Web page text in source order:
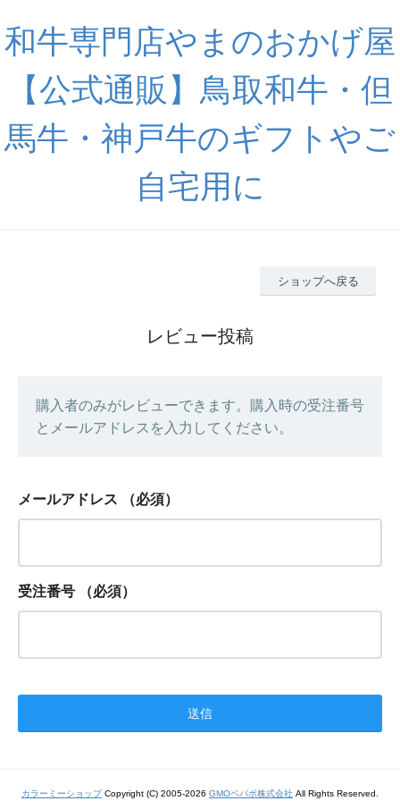
和牛専門店やまのおかげ屋
【公式通販】鳥取和牛・但
馬牛・神戸牛のギフトやご
自宅用に
ショップへ戻る
レビュー投稿
購入者のみがレビューできます。購入時の受注番号
とメールアドレスを入力してください。
メールアドレス （必須）
受注番号 （必須）
カラーミーショップCopyright (C) 2005-2026 GMOペパボ株式会社 All Rights Reserved.